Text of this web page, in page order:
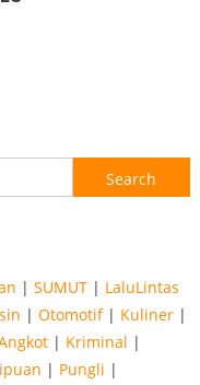
Search
for:
| SUMUT| LaluLintas
| Otomotif| Kuliner|
| Kriminal |
| Pungli |